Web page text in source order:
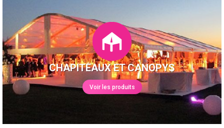
CHAPITEAUX ET CANOPYS
Voir les produits